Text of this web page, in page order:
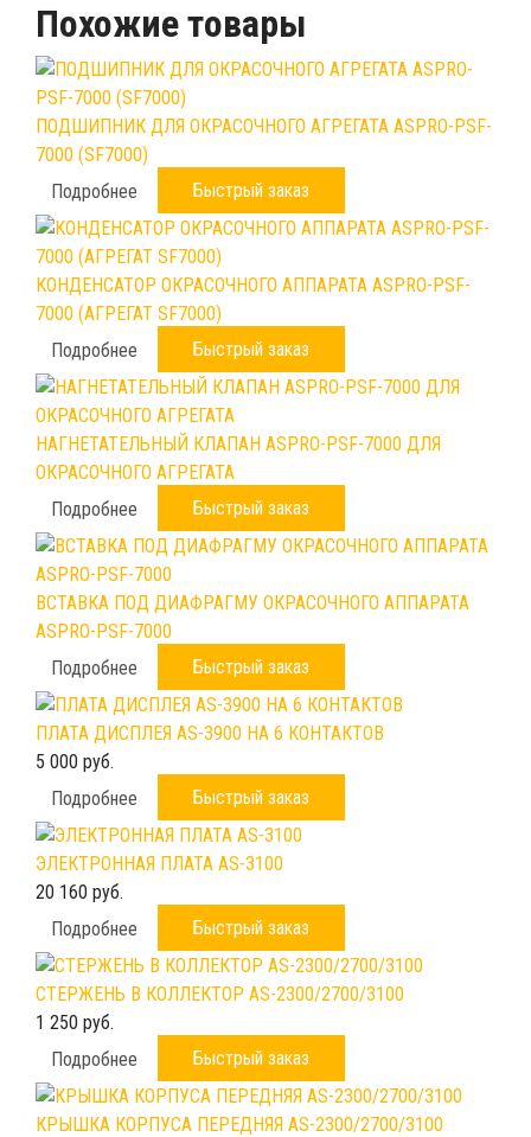
Похожие товары
ПОДШИПНИК ДЛЯ ОКРАСОЧНОГО АГРЕГАТА ASPRO-PSF-
7000 (SF7000)
Подробнее
Быстрый заказ
КОНДЕНСАТОР ОКРАСОЧНОГО АППАРАТА ASPRO-PSF-
7000 (АГРЕГАТ SF7000)
Подробнее
Быстрый заказ
НАГНЕТАТЕЛЬНЫЙ КЛАПАН ASPRO-PSF-7000 ДЛЯ
ОКРАСОЧНОГО АГРЕГАТА
Подробнее
Быстрый заказ
ВСТАВКА ПОД ДИАФРАГМУ ОКРАСОЧНОГО АППАРАТА
ASPRO-PSF-7000
Подробнее
Быстрый заказ
ПЛАТА ДИСПЛЕЯ AS-3900 НА 6 КОНТАКТОВ
5 000 руб.
Подробнее
Быстрый заказ
ЭЛЕКТРОННАЯ ПЛАТА AS-3100
20 160 руб.
Подробнее
Быстрый заказ
СТЕРЖЕНЬ В КОЛЛЕКТОР AS-2300/2700/3100
1 250 руб.
Подробнее
Быстрый заказ
КРЫШКА КОРПУСА ПЕРЕДНЯЯ AS-2300/2700/3100